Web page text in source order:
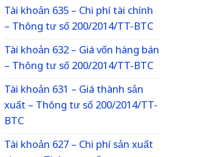
Tài khoản 635 – Chi phí tài chính
– Thông tư số 200/2014/TT-BTC
Tài khoản 632 – Giá vốn hàng bán
– Thông tư số 200/2014/TT-BTC
Tài khoản 631 – Giá thành sản
xuất – Thông tư số 200/2014/TT-
BTC
Tài khoản 627 – Chi phí sản xuất